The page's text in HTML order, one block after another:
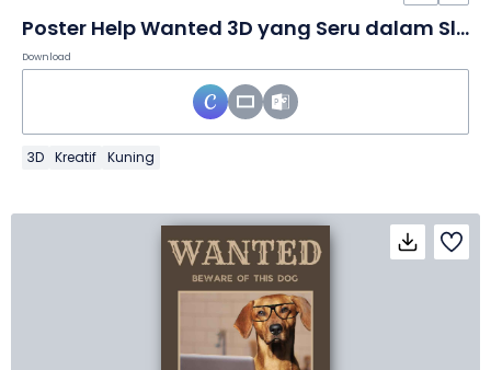
Poster Help Wanted 3D yang Seru dalam Slide
Download
3D Kreatif Kuning